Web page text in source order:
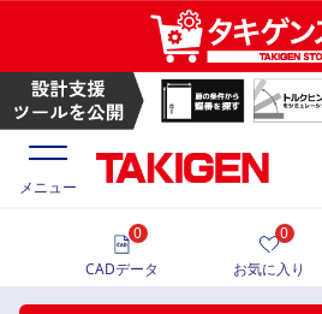
価格一覧
メニュー
0
CADデータ
0
お気に入り